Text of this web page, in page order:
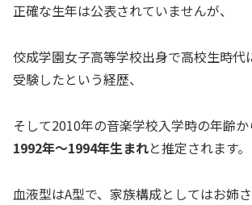
正確な生年は公表されていませんが、
佼成学園女子高等学校出身で高校生時代
受験したという経歴、
そして2010年の音楽学校入学時の年齢か
1992年～1994年生まれと推定されます。
血液型はA型で、家族構成としてはお姉